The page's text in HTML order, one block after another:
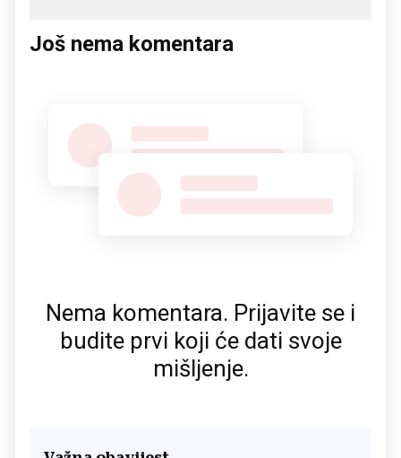
Još nema komentara
Nema komentara. Prijavite se i
budite prvi koji će dati svoje
mišljenje.